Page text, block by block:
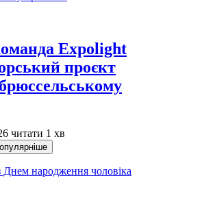
Expolight
проєкт
читати 1 хв